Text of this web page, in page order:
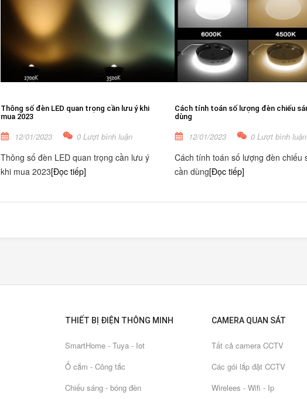
Thông số đèn LED quan trọng cần lưu ý khi
mua 2023
12/01/2023 0 Lượt bình luận
Thông số đèn LED quan trọng cần lưu ý
khi mua 2023[Đọc tiếp]
Cách tính toán số lượng đèn chiếu
dùng
12/01/2023 0 Lượt bình luận
Cách tính toán số lượng đèn chiếu
cần dùng[Đọc tiếp]
THIẾT BỊ ĐIỆN THÔNG MINH
SmartHome - Tuya - Iot
Ổ cắm - Công tắc
Chiếu sáng - bóng đèn
CAMERA QUAN SÁT
Tất cả camera CCTV
Các gói lắp đặt CCTV
Wirelees - Wifi - Ip